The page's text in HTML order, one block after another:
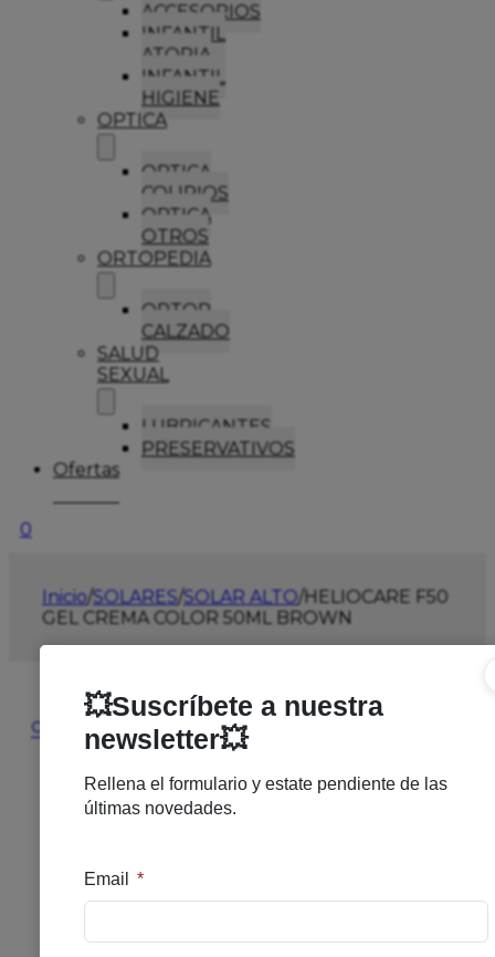
ACCESORIOS
INFANTIL
ATOPIA
INFANTIL
HIGIENE
OPTICA
OPTICA
COLIRIOS
OPTICA
OTROS
ORTOPEDIA
ORTOP
CALZADO
SALUD
SEXUAL
LUBRICANTES
PRESERVATIVOS
Ofertas
0
Inicio/SOLARES/SOLAR ALTO/HELIOCARE F50
GEL CREMA COLOR 50ML BROWN
🔍